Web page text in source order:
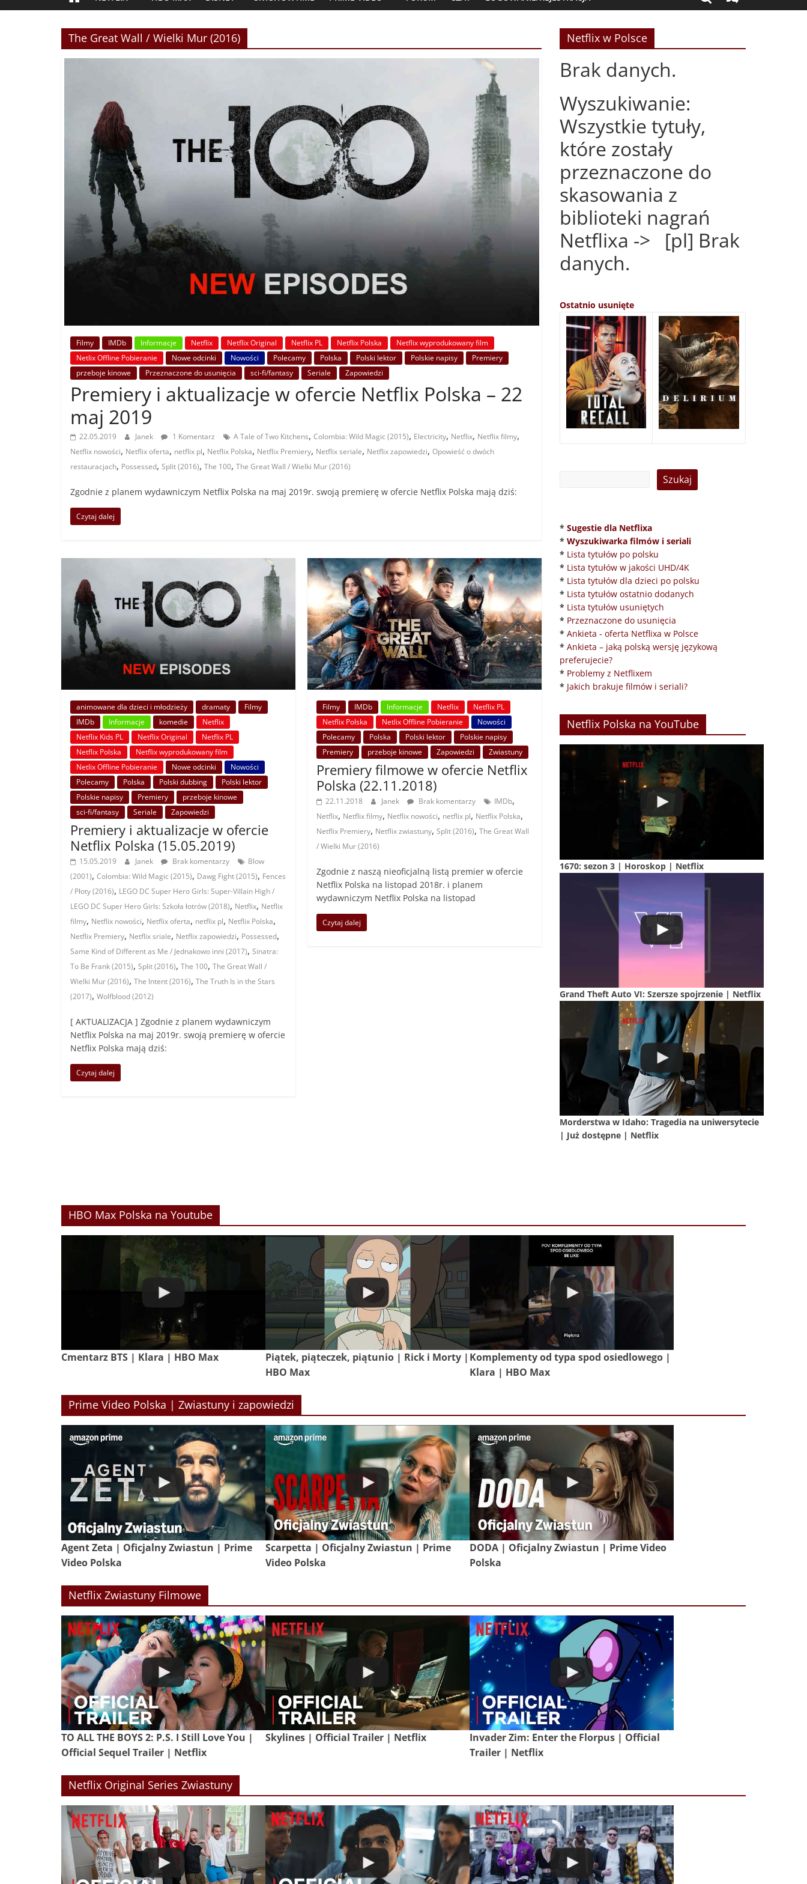
The Great Wall / Wielki Mur (2016)
Filmy IMDb Informacje Netflix Netflix Original Netflix PL Netflix Polska
Netflix wyprodukowany film
Netlix Offline Pobieranie
Nowe odcinki Nowości Polecamy Polska Polski lektor Polskie napisy
Premiery
przeboje kinowe
Przeznaczone do usunięcia sci-fi/fantasy Seriale Zapowiedzi
Premiery i aktualizacje w ofercie Netflix Polska – 22
maj 2019
22.05.2019 Janek 1 Komentarz A Tale of Two Kitchens, Colombia: Wild Magic (2015), Electricity, Netflix, Netflix filmy,
Netflix nowości, Netflix oferta, netflix pl, Netflix Polska, Netflix Premiery, Netflix seriale, Netflix zapowiedzi, Opowieść o dwóch
restauracjach, Possessed, Split (2016), The 100, The Great Wall / Wielki Mur (2016)
Zgodnie z planem wydawniczym Netflix Polska na maj 2019r. swoją premierę w ofercie Netflix Polska mają dziś:
Czytaj dalej
animowane dla dzieci i młodzieży dramaty
Filmy
IMDb
Informacje komedie
Netflix
Netflix Kids PL
Netflix Original
Netflix PL
Netflix Polska
Netflix wyprodukowany film
Netlix Offline Pobieranie
Nowe odcinki
Nowości
Polecamy
Polska Polski dubbing
Polski lektor
Polskie napisy
Premiery
przeboje kinowe
sci-fi/fantasy
Seriale Zapowiedzi
Premiery i aktualizacje w ofercie
Netflix Polska (15.05.2019)
15.05.2019 Janek Brak komentarzy
Blow
(2001), Colombia: Wild Magic (2015), Dawg Fight (2015), Fences
/ Płoty (2016), LEGO DC Super Hero Girls: Super-Villain High /
LEGO DC Super Hero Girls: Szkoła łotrów (2018), Netflix, Netflix
filmy, Netflix nowości, Netflix oferta, netflix pl, Netflix Polska,
Netflix Premiery, Netflix sriale, Netflix zapowiedzi, Possessed,
Same Kind of Different as Me / Jednakowo inni (2017), Sinatra:
To Be Frank (2015), Split (2016), The 100, The Great Wall /
Wielki Mur (2016), The Intent (2016), The Truth Is in the Stars
(2017), Wolfblood (2012)
[ AKTUALIZACJA ] Zgodnie z planem wydawniczym
Netflix Polska na maj 2019r. swoją premierę w ofercie
Netflix Polska mają dziś:
Czytaj dalej
Filmy IMDb Informacje Netflix
Netflix PL
Netflix Polska
Netlix Offline Pobieranie
Nowości
Polecamy
Polska Polski lektor
Polskie napisy
Premiery
przeboje kinowe Zapowiedzi Zwiastuny
Premiery filmowe w ofercie Netflix
Polska (22.11.2018)
22.11.2018 Janek Brak komentarzy IMDb,
Netflix, Netflix filmy, Netflix nowości, netflix pl, Netflix Polska,
Netflix Premiery, Netflix zwiastuny,Split (2016),The Great Wall
/ Wielki Mur (2016)
Zgodnie z naszą nieoficjalną listą premier w ofercie
Netflix Polska na listopad 2018r. i planem
wydawniczym Netflix Polska na listopad
Czytaj dalej
Netflix w Polsce
Brak danych.
Wyszukiwanie:
Wszystkie tytuły,
które zostały
przeznaczone do
skasowania z
biblioteki nagrań
Netflixa -> [pl] Brak
danych.
Ostatnio usunięte
* Sugestie dla Netflixa
* Wyszukiwarka filmów i seriali
* Lista tytułów po polsku
* Lista tytułów w jakości UHD/4K
* Lista tytułów dla dzieci po polsku
* Lista tytułów ostatnio dodanych
* Lista tytułów usuniętych
* Przeznaczone do usunięcia
* Ankieta - oferta Netflixa w Polsce
* Ankieta – jaką polską wersję językową
preferujecie?
* Problemy z Netflixem
* Jakich brakuje filmów i seriali?
Netflix Polska na YouTube
1670: sezon 3 | Horoskop | Netflix
Grand Theft Auto VI: Szersze spojrzenie | Netflix
Morderstwa w Idaho: Tragedia na uniwersytecie
| Już dostępne | Netflix
HBO Max Polska na Youtube
Cmentarz BTS | Klara | HBO Max
Piątek, piąteczek, piątunio | Rick i Morty |
HBO Max
Komplementy od typa spod osiedlowego |
Klara | HBO Max
Prime Video Polska | Zwiastuny i zapowiedzi
Agent Zeta | Oficjalny Zwiastun | Prime
Video Polska
Scarpetta | Oficjalny Zwiastun | Prime
Video Polska
DODA | Oficjalny Zwiastun | Prime Video
Polska
Netflix Zwiastuny Filmowe
TO ALL THE BOYS 2: P.S. I Still Love You |
Official Sequel Trailer | Netflix
Skylines | Official Trailer | Netflix
Invader Zim: Enter the Florpus | Official
Trailer | Netflix
Netflix Original Series Zwiastuny